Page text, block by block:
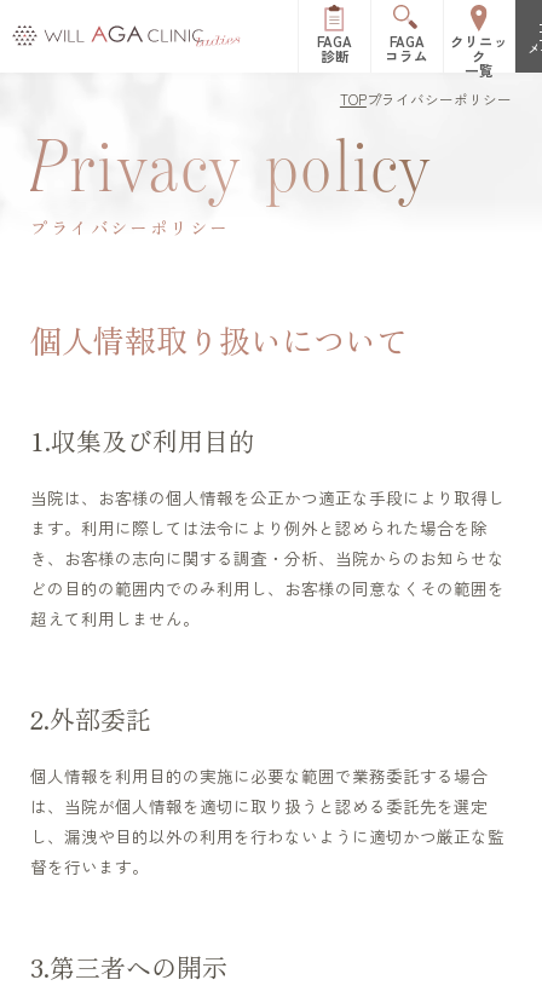
FAGA
診断
FAGA
コラム
クリニッ
ク
一覧
FAGAとは（女性型脱毛症）
FPHLとは（女性の薄毛）
治療メニュー
円形脱毛症治療
ステロイド局所注射
料金表
表参道院 銀座院
立川院 町田院
千葉院
仙台院 京都院
名古屋院 大阪梅田院
年代別お悩みガイド
FAGAコラム
治療の流れ
ドクター紹介
TOPプライバシーポリシー
Privacy policy
プライバシーポリシー
個人情報取り扱いについて
収集及び利用目的
当院は、お客様の個人情報を公正かつ適正な手段により取得し
ます。利用に際しては法令により例外と認められた場合を除
き、お客様の志向に関する調査・分析、当院からのお知らせな
どの目的の範囲内でのみ利用し、お客様の同意なくその範囲を
超えて利用しません。
外部委託
個人情報を利用目的の実施に必要な範囲で業務委託する場合
は、当院が個人情報を適切に取り扱うと認める委託先を選定
し、漏洩や目的以外の利用を行わないように適切かつ厳正な監
督を行います。
第三者への開示